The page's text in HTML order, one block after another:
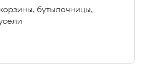
бутылочницы,